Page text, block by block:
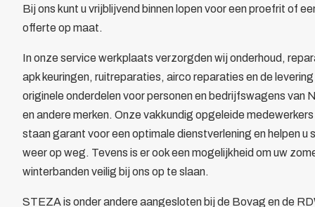
Energiekosten Besparing
Juridische dienstverlening
Leden
Overzicht
Ledenpas
Agenda
Actueel
Contact
Lid worden
Bij ons kunt u vrijblijvend binnen lopen voor een proefrit of
offerte op maat.
In onze service werkplaats verzorgden wij onderhoud,
apk keuringen, ruitreparaties, airco reparaties en de levering
originele onderdelen voor personen en bedrijfswagens van
en andere merken. Onze vakkundig opgeleide medewerkers
staan garant voor een optimale dienstverlening en helpen u
weer op weg. Tevens is er ook een mogelijkheid om uw
winterbanden veilig bij ons op te slaan.
STEZA is onder andere aangesloten bij de Bovag en de